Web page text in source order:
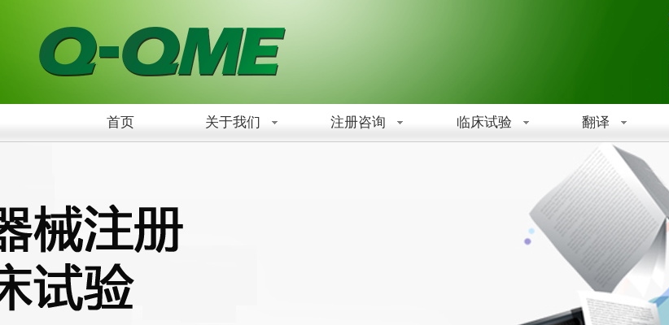
首页 关于我们 注册咨询 临床试验 翻译